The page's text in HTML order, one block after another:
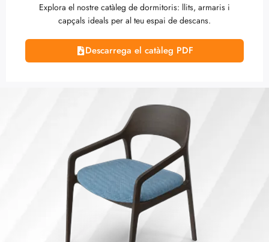
Explora el nostre catàleg de dormitoris: llits, armaris i
capçals ideals per al teu espai de descans.
Descarrega el catàleg PDF